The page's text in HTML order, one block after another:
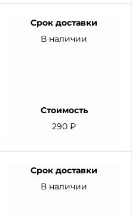
Срок доставки
В наличии
Стоимость
290 ₽
Срок доставки
В наличии